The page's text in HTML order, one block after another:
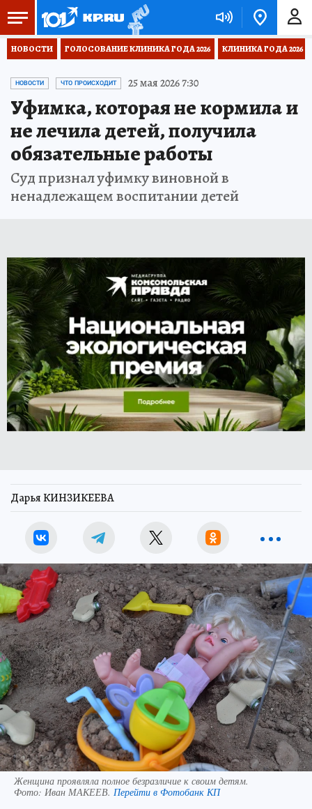
НОВОСТИ ГОЛОСОВАНИЕ КЛИНИКА ГОДА 2026 КЛИНИКА ГОДА 2026
НОВОСТИ ЧТО ПРОИСХОДИТ 25 мая 2026 7:30
Уфимка, которая не кормила и
не лечила детей, получила
обязательные работы
Суд признал уфимку виновной в
ненадлежащем воспитании детей
Дарья КИНЗИКЕЕВА
Женщина проявляла полное безразличие к своим детям.
Фото: Иван МАКЕЕВ. Перейти в Фотобанк КП